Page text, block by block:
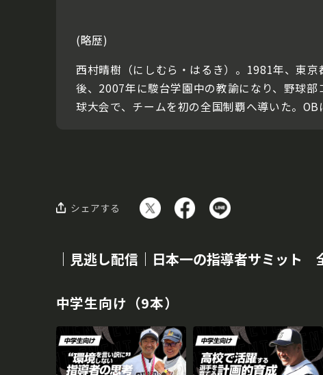
(略歴)
西村晴樹（にしむら・はるき）。1981年、東
後、2007年に駿台学園中の教諭になり、野球
球大会で、チームを初の全国制覇へ導いた。OB
シェアする
｜見逃し配信｜日本一の指導者サミット
中学生向け（9本）